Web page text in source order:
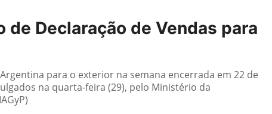
Declaração de Vendas para
para o exterior na semana encerrada em 22 de
na quarta-feira (29), pelo Ministério da